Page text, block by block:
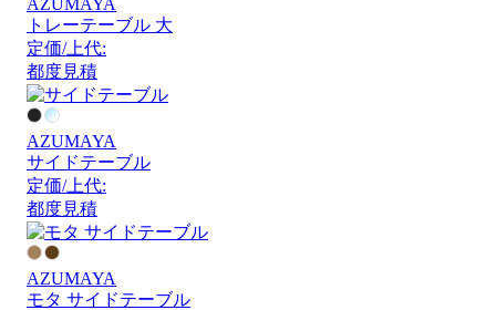
AZUMAYA
トレーテーブル 大
定価/上代:
都度見積
AZUMAYA
サイドテーブル
定価/上代:
都度見積
AZUMAYA
モタ サイドテーブル